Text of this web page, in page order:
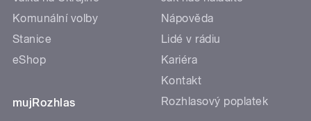
Komunální volby
Stanice
eShop
mujRozhlas
Nápověda
Lidé v rádiu
Kariéra
Kontakt
Rozhlasový poplatek